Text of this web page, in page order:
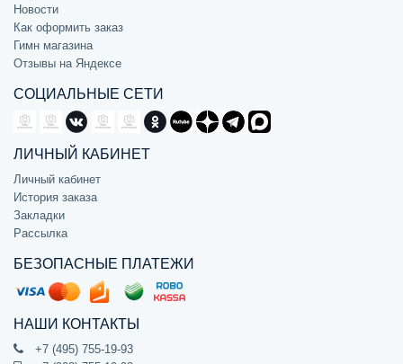
Новости
Как оформить заказ
Гимн магазина
Отзывы на Яндексе
СОЦИАЛЬНЫЕ СЕТИ
ЛИЧНЫЙ КАБИНЕТ
Личный кабинет
История заказа
Закладки
Рассылка
БЕЗОПАСНЫЕ ПЛАТЕЖИ
НАШИ КОНТАКТЫ
+7 (495) 755-19-93